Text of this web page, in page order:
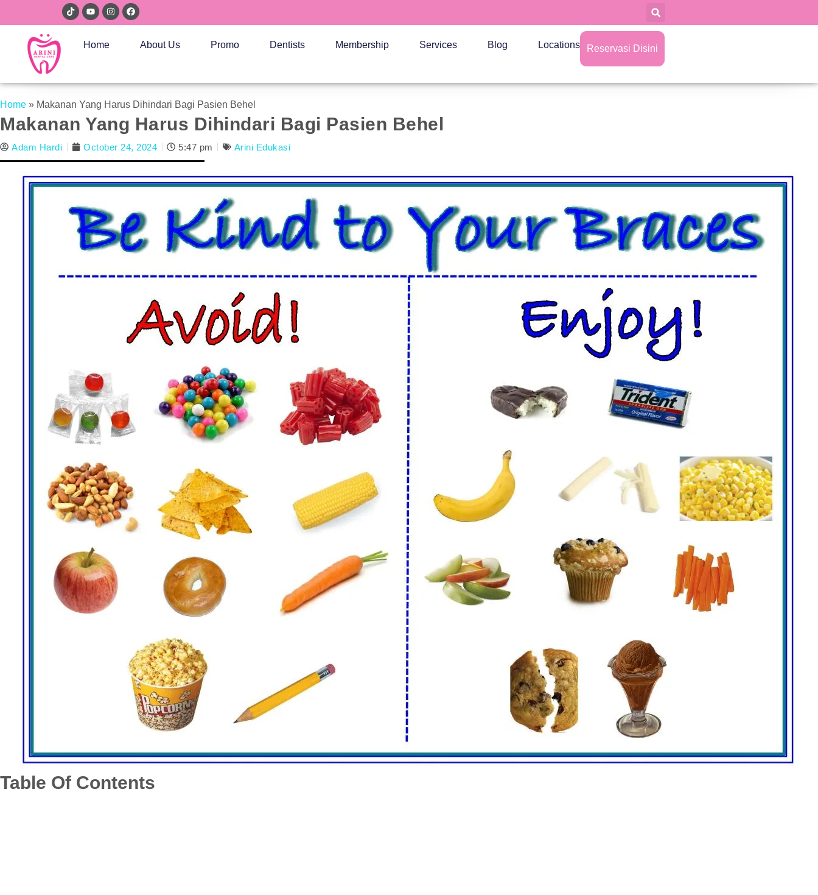
Home About Us Promo Dentists Membership Services Blog Locations Reservasi Disini
Home » Makanan Yang Harus Dihindari Bagi Pasien Behel
Makanan Yang Harus Dihindari Bagi Pasien Behel
Adam Hardi October 24, 2024 5:47 pm Arini Edukasi
Table Of Contents